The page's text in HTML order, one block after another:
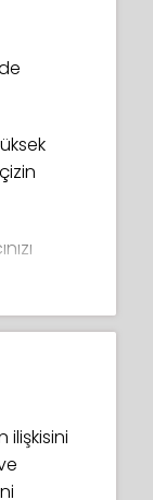
ilişkisini